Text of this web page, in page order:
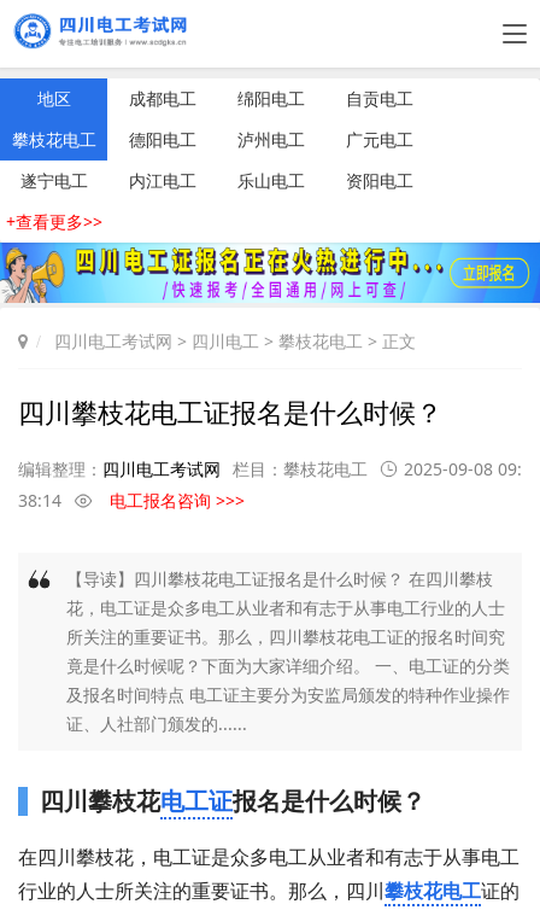
地区 成都电工 绵阳电工
自贡电工
攀枝花电工
德阳电工 泸州电工
广元电工
遂宁电工
内江电工 乐山电工
资阳电工
+查看更多>>
四川电工考试网 > 四川电工 > 攀枝花电工 > 正文
四川攀枝花电工证报名是什么时候？
编辑整理： 四川电工考试网 栏目： 攀枝花电工
2025-09-08 09:
38:14
电工报名咨询 >>>
【导读】四川攀枝花电工证报名是什么时候？ 在四川攀枝
花，电工证是众多电工从业者和有志于从事电工行业的人士
所关注的重要证书。那么，四川攀枝花电工证的报名时间究
竟是什么时候呢？下面为大家详细介绍。 一、电工证的分类
及报名时间特点 电工证主要分为安监局颁发的特种作业操作
证、人社部门颁发的......
四川攀枝花电工证报名是什么时候？
在四川攀枝花，电工证是众多电工从业者和有志于从事电工
行业的人士所关注的重要证书。那么，四川攀枝花电工证的